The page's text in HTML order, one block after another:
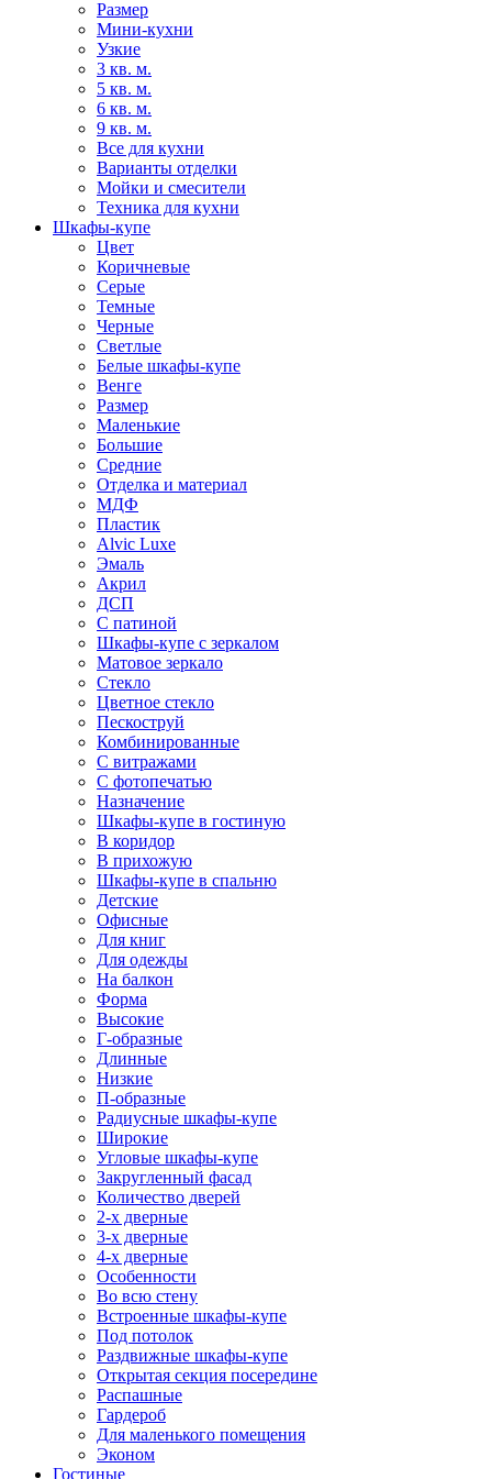
Размер
Мини-кухни
Узкие
3 кв. м.
5 кв. м.
6 кв. м.
9 кв. м.
Все для кухни
Варианты отделки
Мойки и смесители
Техника для кухни
Шкафы-купе
Цвет
Коричневые
Серые
Темные
Черные
Светлые
Белые шкафы-купе
Венге
Размер
Маленькие
Большие
Средние
Отделка и материал
МДФ
Пластик
Alvic Luxe
Эмаль
Акрил
ДСП
С патиной
Шкафы-купе с зеркалом
Матовое зеркало
Стекло
Цветное стекло
Пескоструй
Комбинированные
С витражами
С фотопечатью
Назначение
Шкафы-купе в гостиную
В коридор
В прихожую
Шкафы-купе в спальню
Детские
Офисные
Для книг
Для одежды
На балкон
Форма
Высокие
Г-образные
Длинные
Низкие
П-образные
Радиусные шкафы-купе
Широкие
Угловые шкафы-купе
Закругленный фасад
Количество дверей
2-х дверные
3-х дверные
4-х дверные
Особенности
Во всю стену
Встроенные шкафы-купе
Под потолок
Раздвижные шкафы-купе
Открытая секция посередине
Распашные
Гардероб
Для маленького помещения
Эконом
Гостиные